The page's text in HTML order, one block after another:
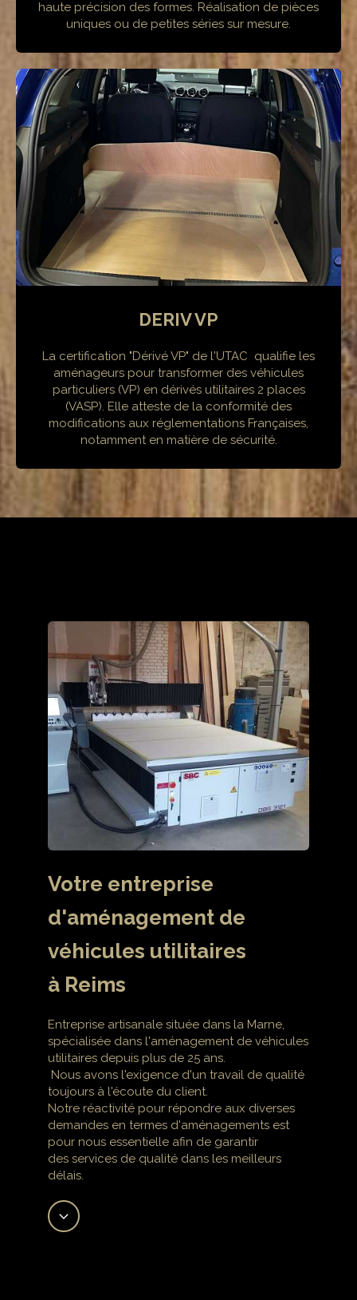
haute précision des formes. Réalisation de pièces
uniques ou de petites séries sur mesure.
DERIV VP
La certification "Dérivé VP" de l'UTAC qualifie les
aménageurs pour transformer des véhicules
particuliers (VP) en dérivés utilitaires 2 places
(VASP). Elle atteste de la conformité des
modifications aux réglementations Françaises,
notamment en matière de sécurité.
Votre entreprise
d'aménagement de
véhicules utilitaires
à Reims
Entreprise artisanale située dans la Marne,
spécialisée dans l'aménagement de véhicules
utilitaires depuis plus de 25 ans.
Nous avons l'exigence d'un travail de qualité
toujours à l'écoute du client.
Notre réactivité pour répondre aux diverses
demandes en termes d'aménagements est
pour nous essentielle afin de garantir
des services de qualité dans les meilleurs
délais.